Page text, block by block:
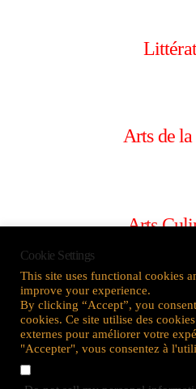
Arts de la
Arts
Cookie Settings
This site uses functional cookies
improve your experience.
By clicking “Accept”, you
cookies. Ce site utilise des
externes pour améliorer votre
"Accepter", vous consentez à